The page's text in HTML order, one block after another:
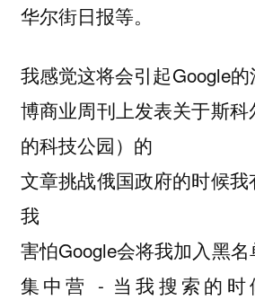
华尔街日报等。
我感觉这将会引起Google
博商业周刊上发表关于斯
的科技公园）的
文章挑战俄国政府的时候我
我
害怕Google会将我加入黑
集中营 - 当我搜索的时